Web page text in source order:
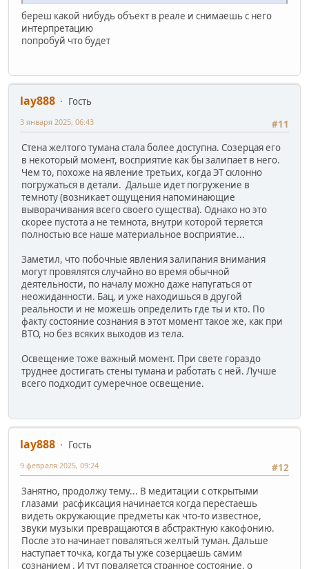
береш какой нибудь объект в реале и снимаешь с него
интерпретацию
попробуй что будет
lay888
Гость
#11
3 января 2025, 06:43
Стена желтого тумана стала более доступна. Созерцая его
в некоторый момент, восприятие как бы залипает в него.
Чем то, похоже на явление третьих, когда ЭТ склонно
погружаться в детали. Дальше идет погружение в
темноту (возникает ощущения напоминающие
выворачивания всего своего существа). Однако но это
скорее пустота а не темнота, внутри которой теряется
полностью все наше материальное восприятие...
Заметил, что побочные явления залипания внимания
могут провялятся случайно во время обычной
деятельности, по началу можно даже напугаться от
неожиданности. Бац, и уже находишься в другой
реальности и не можешь определить где ты и кто. По
факту состояние сознания в этот момент такое же, как при
ВТО, но без всяких выходов из тела.
Освещение тоже важный момент. При свете гораздо
труднее достигать стены тумана и работать с ней. Лучше
всего подходит сумеречное освещение.
lay888
Гость
#12
9 февраля 2025, 09:24
Занятно, продолжу тему... В медитации с открытыми
глазами расфиксация начинается когда перестаешь
видеть окружающие предметы как что-то известное,
звуки музыки превращаются в абстрактную какофонию.
После это начинает поваляться желтый туман. Дальше
наступает точка, когда ты уже созерцаешь самим
сознанием . И тут поваляется странное состояние, о